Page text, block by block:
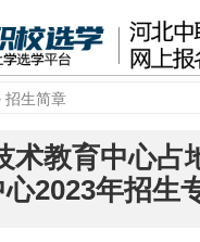
招生简章
术教育中心占
2023年招生